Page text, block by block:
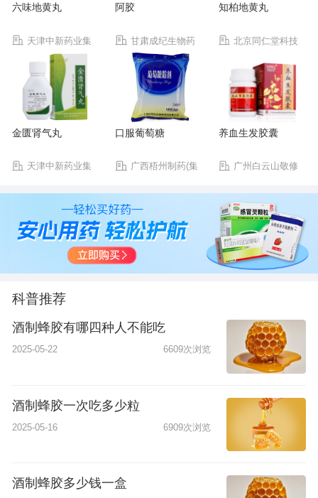
六味地黄丸
天津中新药业集
团股份有限公司乐仁
阿胶
甘肃成纪生物药
业有限公司
知柏地黄丸
北京同仁堂科技
药厂
金匮肾气丸
天津中新药业集
堂制药厂
口服葡萄糖
广西梧州制药(集
养血生发胶囊
广州白云山敬修
科普推荐
酒制蜂胶有哪四种人不能吃
2025-05-22 6609次浏览
酒制蜂胶一次吃多少粒
2025-05-16 6909次浏览
酒制蜂胶多少钱一盒